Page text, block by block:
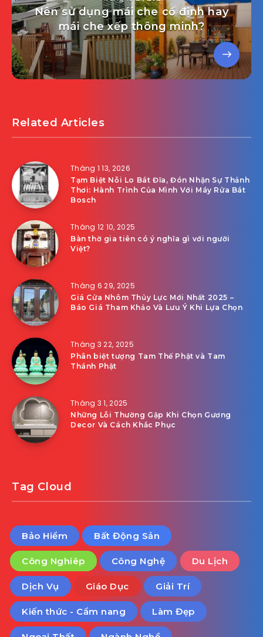
Nên sử dụng mái che cố định hay
mái che xếp thông minh?
Related Articles
Tháng 1 13, 2026
Tạm Biệt Nỗi Lo Bát Đĩa, Đón Nhận Sự Thảnh
Thơi: Hành Trình Của Mình Với Máy Rửa Bát
Bosch
Tháng 12 10, 2025
Bàn thờ gia tiên có ý nghĩa gì với người
Việt?
Tháng 6 29, 2025
Giá Cửa Nhôm Thủy Lực Mới Nhất 2025 –
Báo Giá Tham Khảo Và Lưu Ý Khi Lựa Chọn
Tháng 3 22, 2025
Phân biệt tượng Tam Thế Phật và Tam
Thánh Phật
Tháng 3 1, 2025
Những Lỗi Thường Gặp Khi Chọn Gương
Decor Và Cách Khắc Phục
Tag Cloud
Bảo Hiểm Bất Động Sản
Công Nghiêp Công Nghệ Du Lịch
Dịch Vụ Giáo Dục Giải Trí
Kiến thức - Cẩm nang Làm Đẹp